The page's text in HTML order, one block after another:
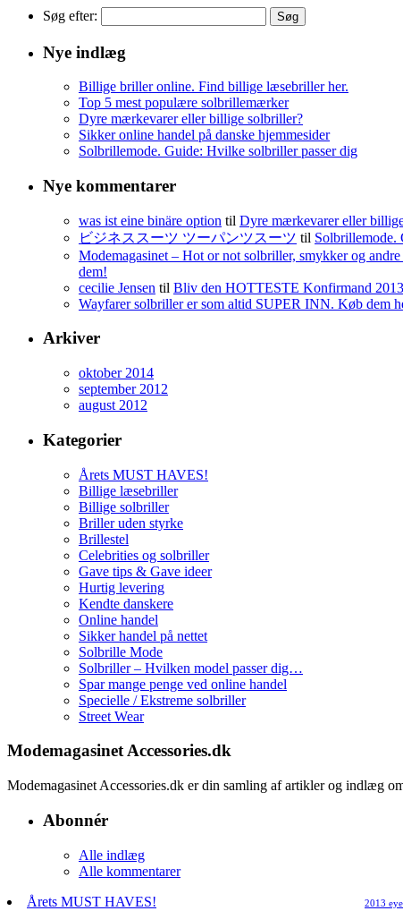
Søg efter:
Nye indlæg
Billige briller online. Find billige læsebriller her.
Top 5 mest populære solbrillemærker
Dyre mærkevarer eller billige solbriller?
Sikker online handel på danske hjemmesider
Solbrillemode. Guide: Hvilke solbriller passer dig
Nye kommentarer
was ist eine binäre option til Dyre mærkevarer eller
ビジネススーツ ツーパンツスーツ til Solbrillemode.
Modemagasinet – Hot or not solbriller, smykker og
dem!
cecilie Jensen til Bliv den HOTTESTE Konfirmand 2013
Wayfarer solbriller er som altid SUPER INN. Køb dem
Arkiver
oktober 2014
september 2012
august 2012
Kategorier
Årets MUST HAVES!
Billige læsebriller
Billige solbriller
Briller uden styrke
Brillestel
Celebrities og solbriller
Gave tips & Gave ideer
Hurtig levering
Kendte danskere
Online handel
Sikker handel på nettet
Solbrille Mode
Solbriller – Hvilken model passer dig…
Spar mange penge ved online handel
Specielle / Ekstreme solbriller
Street Wear
Modemagasinet Accessories.dk
Modemagasinet Accessories.dk er din samling af artikler og indlæg
Abonnér
Alle indlæg
Alle kommentarer
Årets MUST HAVES!
2013